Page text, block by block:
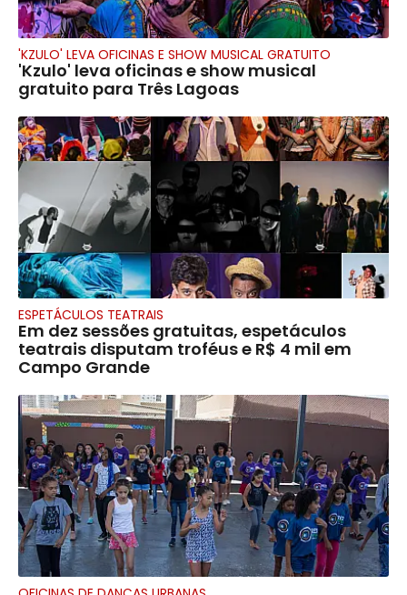
'KZULO' LEVA OFICINAS E SHOW MUSICAL GRATUITO
'Kzulo' leva oficinas e show musical
gratuito para Três Lagoas
ESPETÁCULOS TEATRAIS
Em dez sessões gratuitas, espetáculos
teatrais disputam troféus e R$ 4 mil em
Campo Grande